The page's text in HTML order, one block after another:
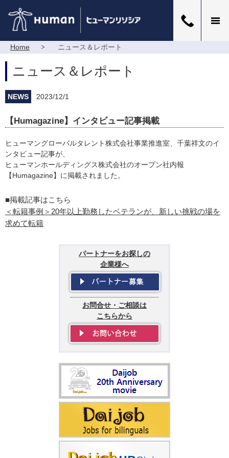
Home ニュース＆レポート
ニュース＆レポート
NEWS 2023/12/1
【Humagazine】インタビュー記事掲載
ヒューマングローバルタレント株式会社事業推進室、千葉祥文のイ
ンタビュー記事が、
ヒューマンホールディングス株式会社のオープン社内報
【Humagazine】に掲載されました。
■掲載記事はこちら
＜転籍事例＞20年以上勤務したベテランが、新しい挑戦の場を
求めて転籍
パートナーをお探しの
企業様へ
お問合せ・ご相談は
こちらから